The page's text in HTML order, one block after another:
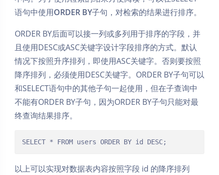
语句中使用ORDER BY子句，对检索的结果进行排序。
ORDER BY后面可以接一列或多列用于排序的字段，并
且使用DESC或ASC关键字设计字段排序的方式。默认
情况下按照升序排列，即使用ASC关键字。否则要按照
降序排列，必须使用DESC关键字。ORDER BY子句可以
和SELECT语句中的其他子句一起使用，但在子查询中
不能有ORDER BY子句，因为ORDER BY子句只能对最
终查询结果排序。
SELECT * FROM users ORDER BY id DESC;
以上可以实现对数据表内容按照字段 id 的降序排列